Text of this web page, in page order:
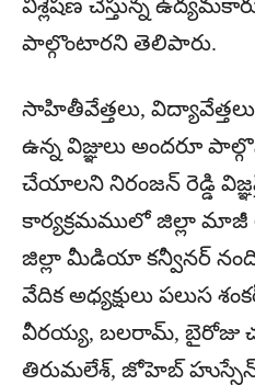
విశ్లేషణ చేస్తున్న
పాల్గొంటారని తెలిపారు.
సాహితీవేత్తలు,
ఉన్న విజ్ఞులు అందరూ
చేయాలని నిరంజన్ రెడ్డి
కార్యక్రమములో జిల్లా మాజీ
జిల్లా మీడియా కన్వీనర్
వేదిక అధ్యక్షులు పలుస
వీరయ్య, బలరామ్, బైరోజు
తిరుమలేశ్, జోహెబ్